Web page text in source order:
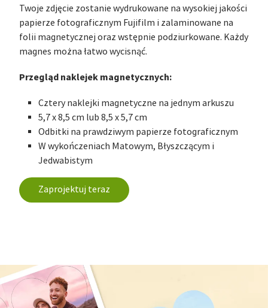
Twoje zdjęcie zostanie wydrukowane na wysokiej jakości
papierze fotograficznym Fujifilm i zalaminowane na
folii magnetycznej oraz wstępnie podziurkowane. Każdy
magnes można łatwo wycisnąć.
Przegląd naklejek magnetycznych:
Cztery naklejki magnetyczne na jednym arkuszu
5,7 x 8,5 cm lub 8,5 x 5,7 cm
Odbitki na prawdziwym papierze fotograficznym
W wykończeniach Matowym, Błyszczącym i
Jedwabistym
Zaprojektuj teraz